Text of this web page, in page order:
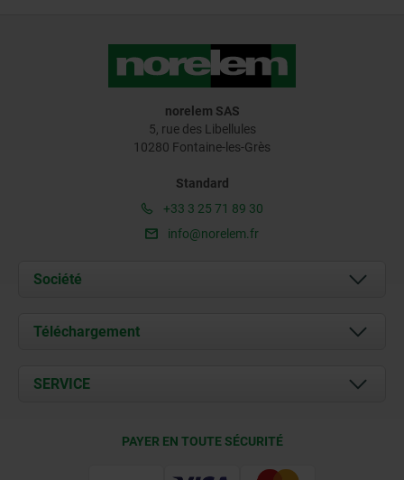
norelem SAS
5, rue des Libellules
10280 Fontaine-les-Grès
Standard
+33 3 25 71 89 30
info@norelem.fr
Société
À propos de nous
Contact
Téléchargement
Documents
SERVICE
PAYER EN TOUTE SÉCURITÉ